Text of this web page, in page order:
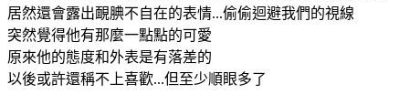
居然還會露出靦腆不自在的表情...偷偷迴避我們的視線
突然覺得他有那麼一點點的可愛
原來他的態度和外表是有落差的
以後或許還稱不上喜歡...但至少順眼多了